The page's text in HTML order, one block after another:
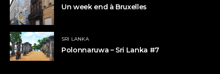
Un week end à Bruxelles
SRI LANKA
Polonnaruwa – Sri Lanka #7